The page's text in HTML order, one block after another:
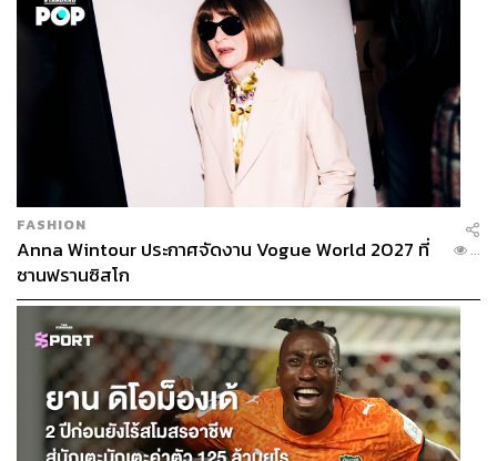
FASHION
Anna Wintour ประกาศจัดงาน Vogue World 2027 ที่
ซานฟรานซิสโก
...